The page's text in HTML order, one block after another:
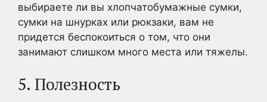
выбираете ли вы хлопчатобумажные сумки,
сумки на шнурках или рюкзаки, вам не
придется беспокоиться о том, что они
занимают слишком много места или тяжелы.
5. Полезность